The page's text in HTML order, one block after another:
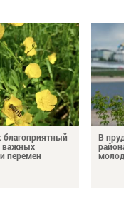
благоприятный
важных
перемен
В
района